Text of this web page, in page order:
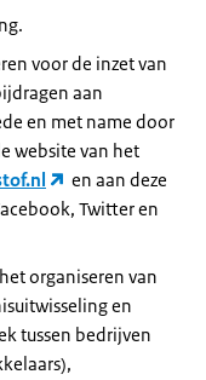
voor de inzet van
aan
en met name door
website van het
en aan deze
Twitter en
organiseren van
en
tussen bedrijven